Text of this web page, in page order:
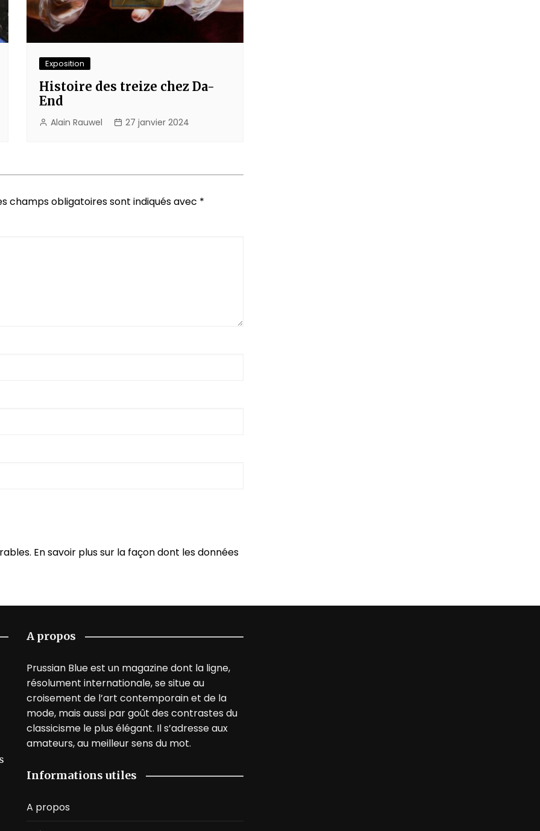
Exposition
Histoire des treize chez Da-
End
Alain Rauwel 27 janvier 2024
champs obligatoires sont indiqués avec *
En savoir plus sur la façon dont les données
A propos
Prussian Blue est un magazine dont la ligne,
résolument internationale, se situe au
croisement de l’art contemporain et de la
mode, mais aussi par goût des contrastes du
classicisme le plus élégant. Il s’adresse aux
amateurs, au meilleur sens du mot.
Informations utiles
A propos